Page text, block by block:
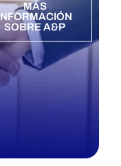
MÁS
SOBRE A&P